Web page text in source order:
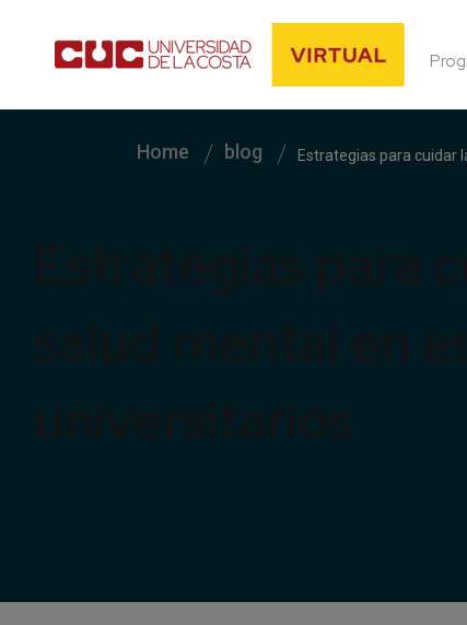
Home blog Estrategias para cuidar